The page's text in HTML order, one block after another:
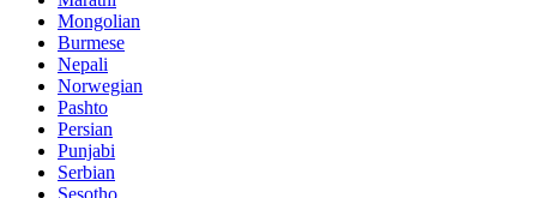
Mongolian
Burmese
Nepali
Norwegian
Pashto
Persian
Punjabi
Serbian